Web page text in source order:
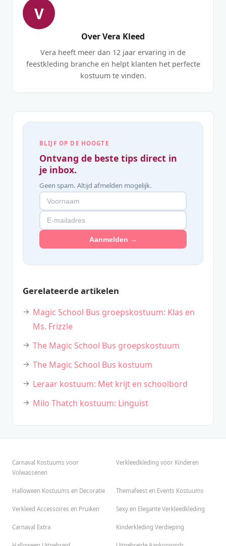
V
Over Vera Kleed
Vera heeft meer dan 12 jaar ervaring in de
feestkleding branche en helpt klanten het perfecte
kostuum te vinden.
BLIJF OP DE HOOGTE
Ontvang de beste tips direct in
je inbox.
Geen spam. Altijd afmelden mogelijk.
Aanmelden →
Gerelateerde artikelen
Magic School Bus groepskostuum: Klas en
Ms. Frizzle
The Magic School Bus groepskostuum
The Magic School Bus kostuum
Leraar kostuum: Met krijt en schoolbord
Milo Thatch kostuum: Linguïst
Carnaval Kostuums voor
Volwassenen
Verkleedkleding voor Kinderen
Halloween Kostuums en Decoratie Themafeest en Events Kostuums
Verkleed Accessoires en Pruiken Sexy en Elegante Verkleedkleding
Carnaval Extra Kinderkleding Verdieping